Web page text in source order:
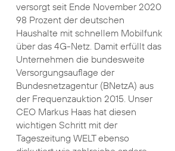
versorgt seit Ende November 2020
98 Prozent der deutschen
Haushalte mit schnellem Mobilfunk
über das 4G-Netz. Damit erfüllt das
Unternehmen die bundesweite
Versorgungsauflage der
Bundesnetzagentur (BNetzA) aus
der Frequenzauktion 2015. Unser
CEO Markus Haas hat diesen
wichtigen Schritt mit der
Tageszeitung WELT ebenso